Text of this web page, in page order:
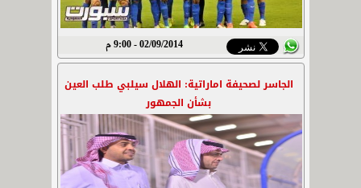
02/09/2014 - 9:00 م
الجاسر لصحيفة اماراتية: الهلال سيلبي طلب العين
بشأن الجمهور